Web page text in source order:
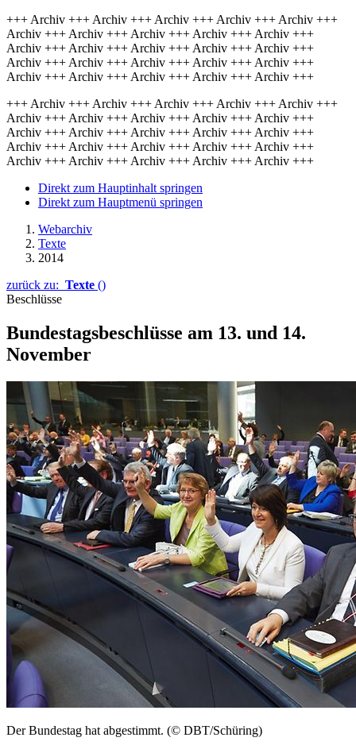
+++ Archiv +++ Archiv +++ Archiv +++ Archiv +++ Archiv +++
Archiv +++ Archiv +++ Archiv +++ Archiv +++ Archiv +++
Archiv +++ Archiv +++ Archiv +++ Archiv +++ Archiv +++
Archiv +++ Archiv +++ Archiv +++ Archiv +++ Archiv +++
Archiv +++ Archiv +++ Archiv +++ Archiv +++ Archiv +++
+++ Archiv +++ Archiv +++ Archiv +++ Archiv +++ Archiv +++
Archiv +++ Archiv +++ Archiv +++ Archiv +++ Archiv +++
Archiv +++ Archiv +++ Archiv +++ Archiv +++ Archiv +++
Archiv +++ Archiv +++ Archiv +++ Archiv +++ Archiv +++
Archiv +++ Archiv +++ Archiv +++ Archiv +++ Archiv +++
Direkt zum Hauptinhalt springen
Direkt zum Hauptmenü springen
Webarchiv
Texte
2014
zurück zu: Texte ()
Beschlüsse
Bundestagsbeschlüsse am 13. und 14.
November
Der Bundestag hat abgestimmt. (© DBT/Schüring)